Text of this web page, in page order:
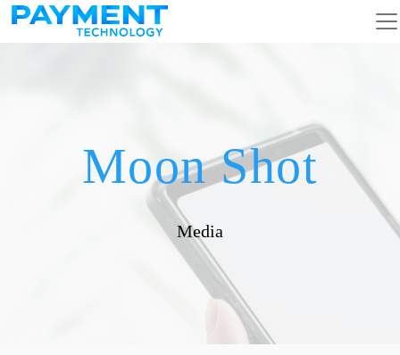
コンテンツへスキップ
メインナビゲーション
Moon Shot
Media